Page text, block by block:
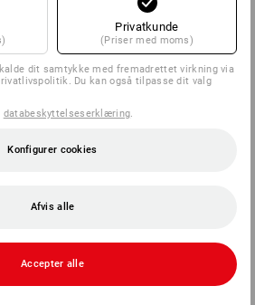
Privatkunde
(Priser med moms)
dit samtykke med fremadrettet virkning via
Du kan også tilpasse dit valg
databeskyttelseserklæring.
Konfigurer cookies
Afvis alle
Accepter alle